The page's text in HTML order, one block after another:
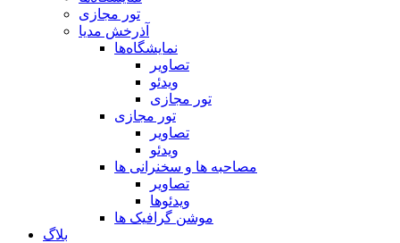
تور مجازی
آذرخش مدیا
نمایشگاه‌ها
تصاویر
ویدئو
تور مجازی
تور مجازی
تصاویر
ویدئو
مصاحبه ها و سخنرانی ها
تصاویر
ویدئوها
موشن گرافیک ها
بلاگ